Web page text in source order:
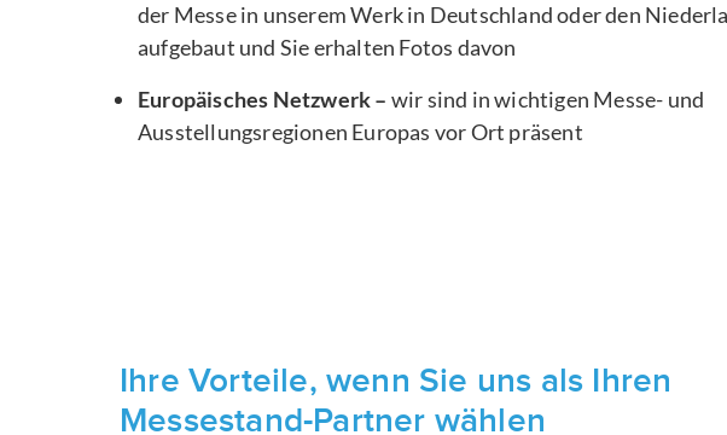
der Messe in unserem Werk in Deutschland oder den
aufgebaut und Sie erhalten Fotos davon
Europäisches Netzwerk – wir sind in wichtigen Messe- und
Ausstellungsregionen Europas vor Ort präsent
Ihre Vorteile, wenn Sie uns als Ihren
Messestand-Partner wählen